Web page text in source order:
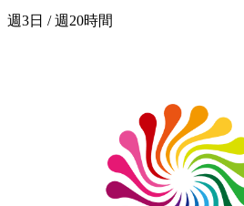
週3日 / 週20時間